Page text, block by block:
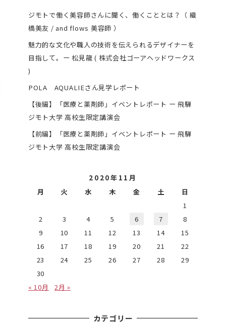
ジモトで働く美容師さんに聞く、働くこととは？（ 織
橋美友 / and flows 美容師 ）
魅力的な文化や職人の技術を伝えられるデザイナーを
目指して。ー 松見龍 ( 株式会社ゴーアヘッドワークス
)
POLA AQUALIEさん見学レポート
【後編】「医療と薬剤師」イベントレポート ー 飛騨
ジモト大学 高校生限定講演会
【前編】「医療と薬剤師」イベントレポート ー 飛騨
ジモト大学 高校生限定講演会
2020年11月
月
火 水 木 金 土
日
1
2
3 4 5 6 7
8
9
10 11 12 13 14
15
16
17 18 19 20 21
22
23
24 25 26 27 28
29
30
« 10月
2月 »
カテゴリー